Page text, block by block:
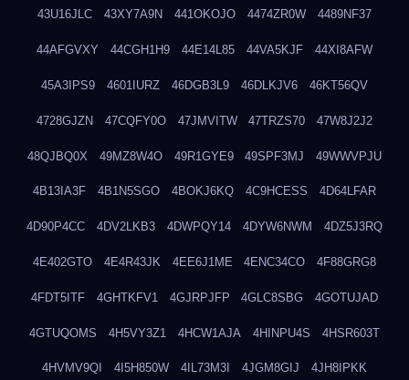
43U16JLC 43XY7A9N 441OKOJO 4474ZR0W 4489NF37
44AFGVXY 44CGH1H9 44E14L85 44VA5KJF 44XI8AFW
45A3IPS9 4601IURZ 46DGB3L9 46DLKJV6 46KT56QV
4728GJZN 47CQFY0O 47JMVITW 47TRZS70 47W8J2J2
48QJBQ0X 49MZ8W4O 49R1GYE9 49SPF3MJ 49WWVPJU
4B13IA3F 4B1N5SGO 4BOKJ6KQ 4C9HCESS 4D64LFAR
4D90P4CC 4DV2LKB3 4DWPQY14 4DYW6NWM 4DZ5J3RQ
4E402GTO 4E4R43JK 4EE6J1ME 4ENC34CO 4F88GRG8
4FDT5ITF 4GHTKFV1 4GJRPJFP 4GLC8SBG 4GOTUJAD
4GTUQOMS 4H5VY3Z1 4HCW1AJA 4HINPU4S 4HSR603T
4HVMV9QI 4I5H850W 4IL73M3I 4JGM8GIJ 4JH8IPKK